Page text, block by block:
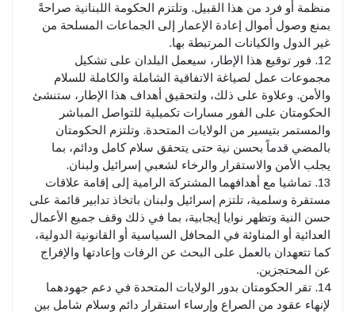
منظمة أو فرد من هذا القبيل. وتلتزم الحكومة اللبنانية صراحةً
بمنع وصول أموال إعادة الإعمار إلى الجماعات المسلحة من
غير الدول والكيانات المرتبطة بها.
12. فور توقيع هذا الإطار، سيعمل البلدان على تشكيل
مجموعات عمل لصياغة الاتفاقية الشاملة والكاملة للسلام
والأمن. وعلاوة على ذلك، ولتحقيق أهداف هذا الإطار، ستنشئ
الحكومتان على الفور مسارات تكميلية للتواصل المباشر
والمستمر بتيسير من الولايات المتحدة. وتلتزم الحكومتان
بالمضي قدماً بحسن نية حتى يتحقق سلام كامل ودائم، بما
يجلب الأمن والاستقرار والرخاء لشعبي إسرائيل ولبنان.
13. تماشيا مع أهدافهما المشتركة الرامية إلى إقامة علاقات
مستقرة وسلمية، تلتزم إسرائيل ولبنان باتخاذ تدابير قائمة على
حسن النية وتظهر نوايا إيجابية، بما في ذلك وقف جميع الأعمال
العدائية أو المناوئة في المحافل السياسية أو القانونية الدولية،
كما تتعهدان بالعمل على البحث عن الرفات وإعادتها والإفراج
عن المحتجزين.
14. تقر الحكومتان بدور الولايات المتحدة في دعم جهودهما
لإنهاء عقود من الصراع وإرساء استقرار دائم وسلام شامل بين